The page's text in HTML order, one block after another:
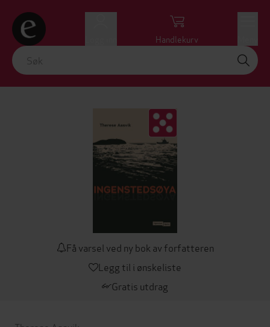
Handlekurv
Få varsel ved ny bok av forfatteren
Legg til i ønskeliste
Gratis utdrag